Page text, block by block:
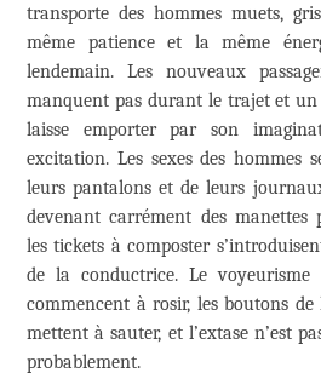
transporte des hommes muets,
même patience et la même
lendemain. Les nouveaux
manquent pas durant le trajet et
laisse emporter par son
excitation. Les sexes des hommes
leurs pantalons et de leurs
devenant carrément des manettes
les tickets à composter
de la conductrice. Le
commencent à rosir, les boutons
mettent à sauter, et l’extase n’est
probablement.